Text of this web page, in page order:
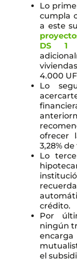
Lo
cumpla
a este
DS 1
4.000
Lo
ofrecer
3,28%
Lo
crédito.
Por
ningún
el